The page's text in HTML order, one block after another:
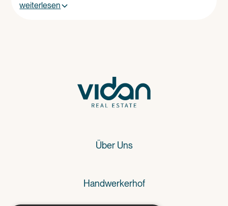
weiterlesen
Über Uns
Handwerkerhof